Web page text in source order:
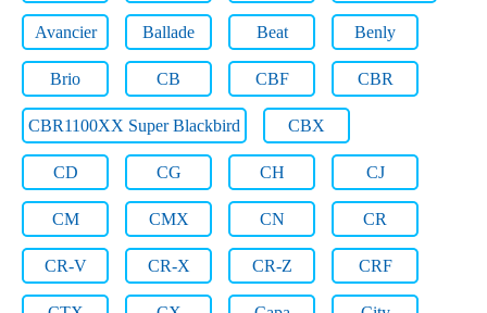
Avancier Ballade Beat Benly
Brio CB CBF CBR
CBR1100XX Super Blackbird CBX
CD CG CH CJ
CM CMX CN CR
CR-V CR-X CR-Z CRF